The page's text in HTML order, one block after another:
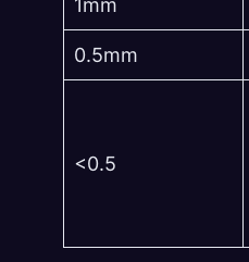
1mm
0.5mm
<0.5